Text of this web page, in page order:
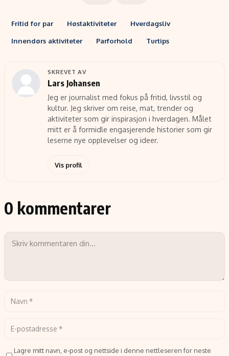
Fritid for par Høstaktiviteter
Hverdagsliv
Innendørs aktiviteter
Parforhold Turtips
SKREVET AV
Lars Johansen
Jeg er journalist med fokus på fritid, livsstil og
kultur. Jeg skriver om reise, mat, trender og
aktiviteter som gir inspirasjon i hverdagen. Målet
mitt er å formidle engasjerende historier som gir
leserne nye opplevelser og ideer.
Vis profil
0 kommentarer
Lagre mitt navn, e-post og nettside i denne nettleseren for neste